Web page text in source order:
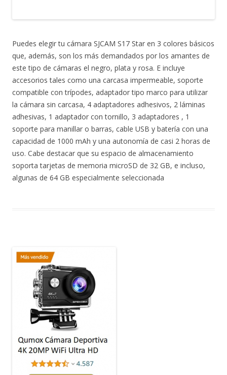
Puedes elegir tu cámara SJCAM S17 Star en 3 colores básicos
que, además, son los más demandados por los amantes de
este tipo de cámaras el negro, plata y rosa. E incluye
accesorios tales como una carcasa impermeable, soporte
compatible con trípodes, adaptador tipo marco para utilizar
la cámara sin carcasa, 4 adaptadores adhesivos, 2 láminas
adhesivas, 1 adaptador con tornillo, 3 adaptadores , 1
soporte para manillar o barras, cable USB y batería con una
capacidad de 1000 mAh y una autonomía de casi 2 horas de
uso. Cabe destacar que su espacio de almacenamiento
soporta tarjetas de memoria microSD de 32 GB, e incluso,
algunas de 64 GB especialmente seleccionada